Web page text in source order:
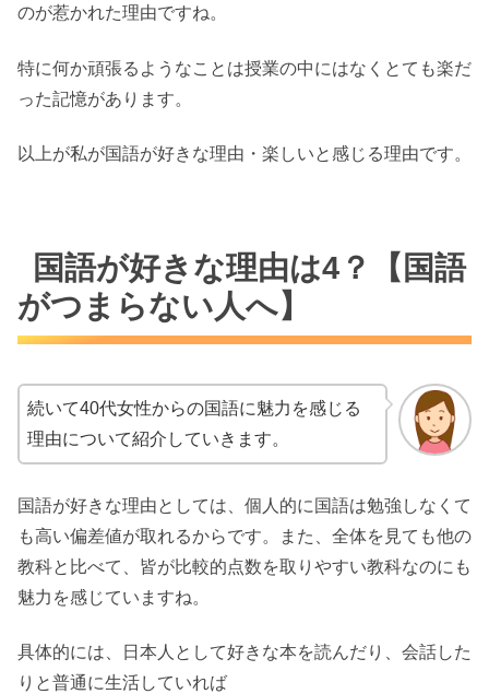
のが惹かれた理由ですね。
特に何か頑張るようなことは授業の中にはなくとても楽だ
った記憶があります。
以上が私が国語が好きな理由・楽しいと感じる理由です。
国語が好きな理由は4？【国語
がつまらない人へ】
続いて40代女性からの国語に魅力を感じる
理由について紹介していきます。
国語が好きな理由としては、個人的に国語は勉強しなくて
も高い偏差値が取れるからです。また、全体を見ても他の
教科と比べて、皆が比較的点数を取りやすい教科なのにも
魅力を感じていますね。
具体的には、日本人として好きな本を読んだり、会話した
りと普通に生活していれば